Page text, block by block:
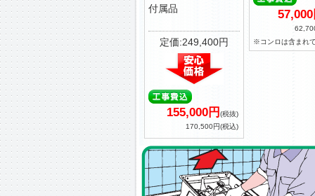
付属品
定価:249,400円
155,000円 (税抜)
170,500円(税込)
※コンロは含まれ